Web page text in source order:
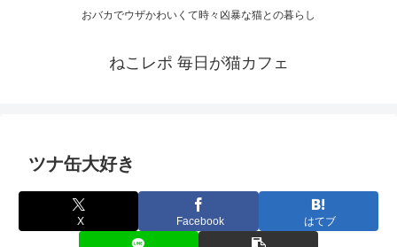
おバカでウザかわいくて時々凶暴な猫との暮らし
ねこレポ 毎日が猫カフェ
ツナ缶大好き
X Facebook はてブ